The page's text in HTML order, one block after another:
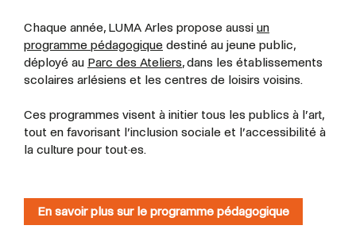
Chaque année, LUMA Arles propose aussi un
programme pédagogique destiné au jeune public,
déployé au Parc des Ateliers, dans les établissements
scolaires arlésiens et les centres de loisirs voisins.
Ces programmes visent à initier tous les publics à l’art,
tout en favorisant l’inclusion sociale et l’accessibilité à
la culture pour tout·es.
En savoir plus sur le programme pédagogique